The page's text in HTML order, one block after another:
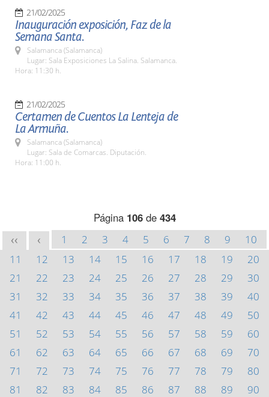
21/02/2025
Inauguración exposición, Faz de la
Semana Santa.
Salamanca (Salamanca)
Lugar: Sala Exposiciones La Salina. Salamanca.
Hora: 11:30 h.
21/02/2025
Certamen de Cuentos La Lenteja de
La Armuña.
Salamanca (Salamanca)
Lugar: Sala de Comarcas. Diputación.
Hora: 11:00 h.
Página 106de 434
<< < 1 2 3 4 5 6 7 8 9
10
11
12 13 14 15 16 17 18 19
20
21
22 23 24 25 26 27 28 29
30
31
32 33 34 35 36 37 38 39
40
41
42 43 44 45 46 47 48 49
50
51
52 53 54 55 56 57 58 59
60
61
62 63 64 65 66 67 68 69
70
71
72 73 74 75 76 77 78 79
80
81
82 83 84 85 86 87 88 89
90